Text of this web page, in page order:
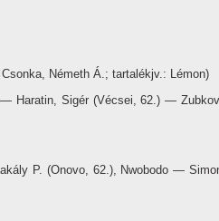
Németh Á.; tartalékjv.: Lémon)
Haratin, Sigér (Vécsei, 62.) —
P. (Onovo, 62.), Nwobodo —